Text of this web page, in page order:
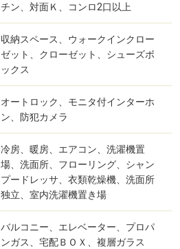
チン、対面Ｋ、コンロ2口以上
収納スペース、ウォークインクロー
ゼット、クローゼット、シューズボ
ックス
オートロック、モニタ付インターホ
ン、防犯カメラ
冷房、暖房、エアコン、洗濯機置
場、洗面所、フローリング、シャン
プードレッサ、衣類乾燥機、洗面所
独立、室内洗濯機置き場
バルコニー、エレベーター、プロパ
ンガス、宅配ＢＯＸ、複層ガラス